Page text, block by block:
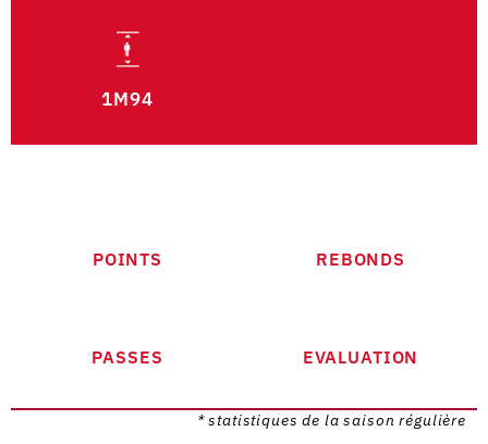
1M94
POINTS REBONDS
PASSES EVALUATION
* statistiques de la saison régulière